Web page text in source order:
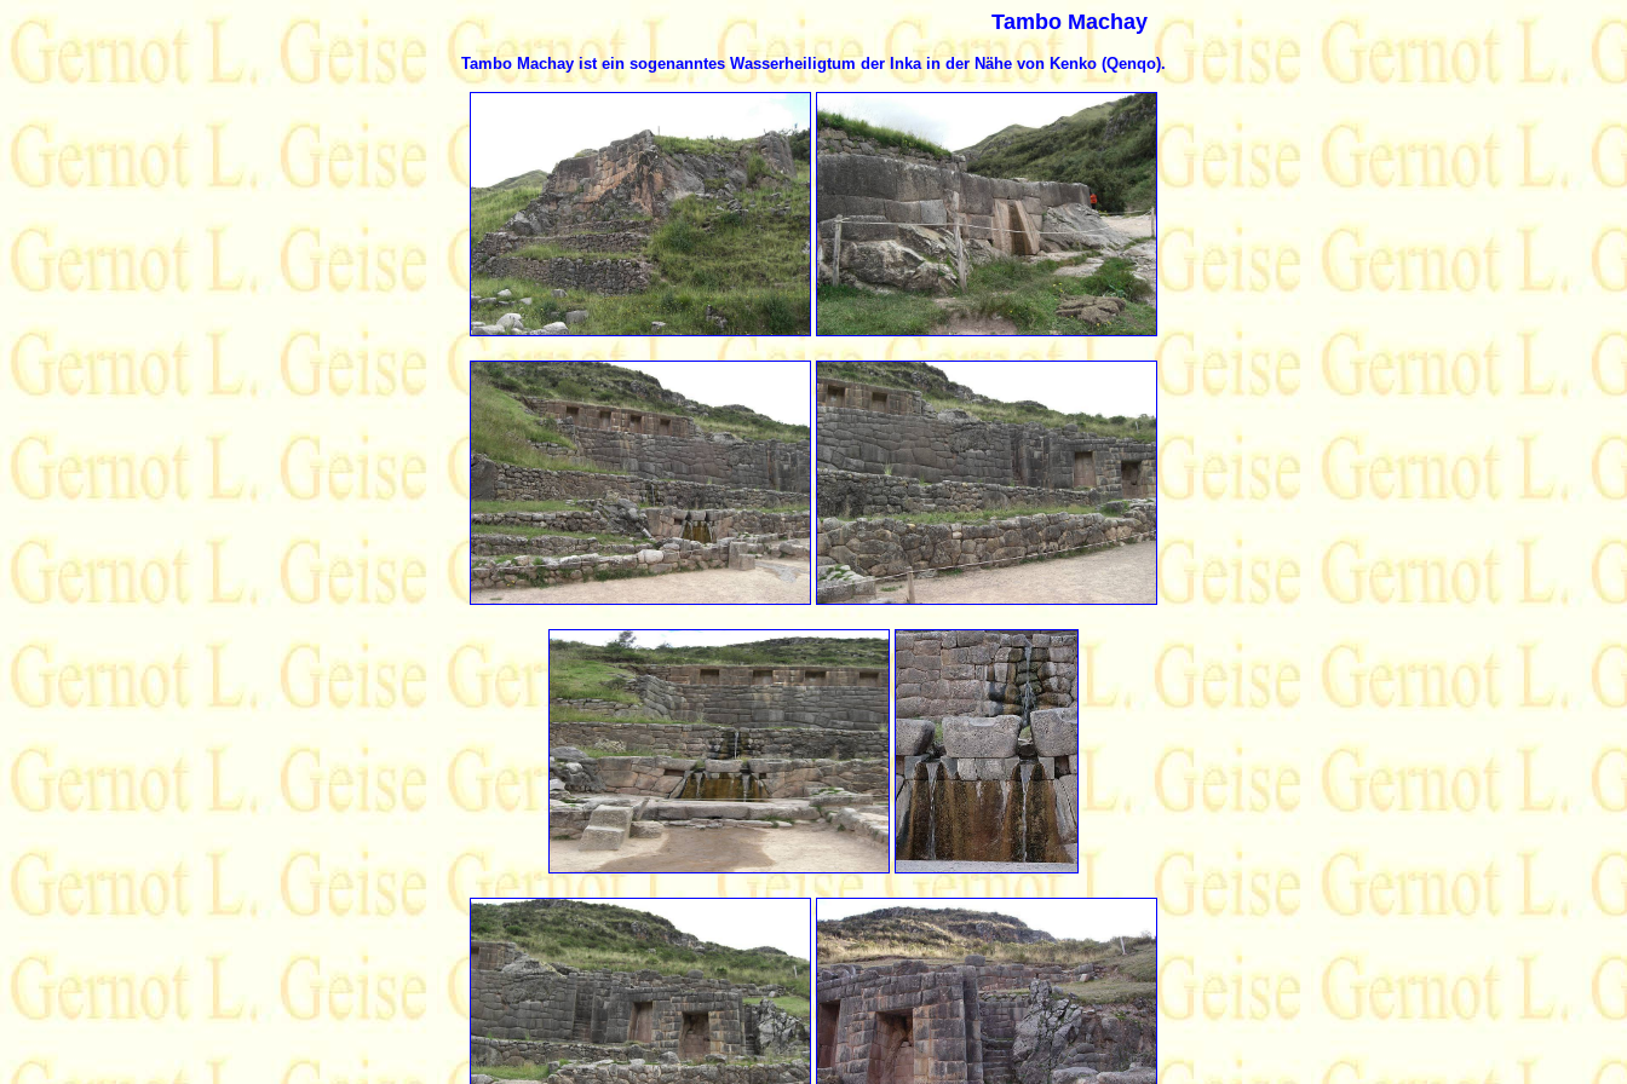
Tambo Machay
Tambo Machay ist ein sogenanntes Wasserheiligtum der Inka in der Nähe von Kenko (Qenqo).